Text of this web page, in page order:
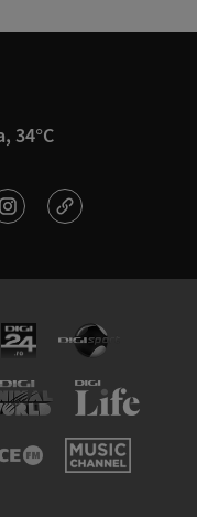
34°C